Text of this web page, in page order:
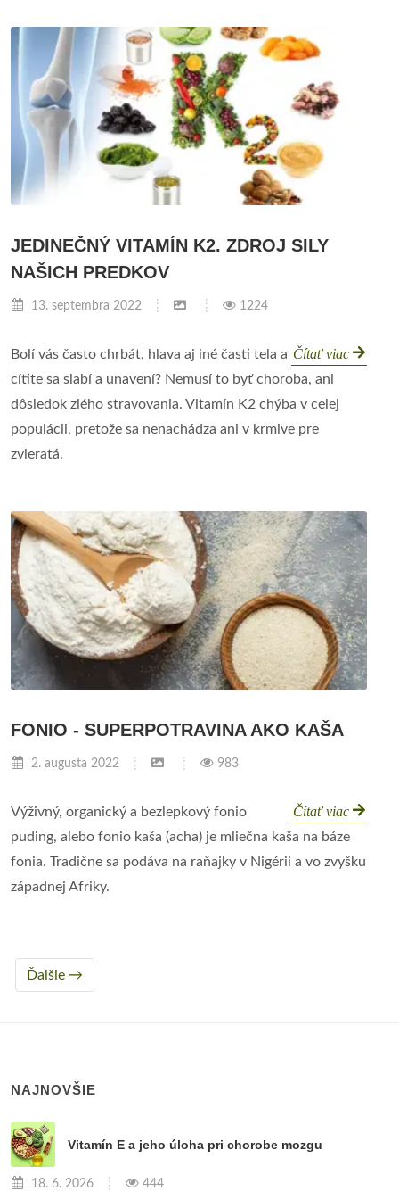
JEDINEČNÝ VITAMÍN K2. ZDROJ SILY
NAŠICH PREDKOV
13. septembra 2022 1224
Čítať viac
Bolí vás často chrbát, hlava aj iné časti tela a
cítite sa slabí a unavení? Nemusí to byť choroba, ani
dôsledok zlého stravovania. Vitamín K2 chýba v celej
populácii, pretože sa nenachádza ani v krmive pre
zvieratá.
FONIO - SUPERPOTRAVINA AKO KAŠA
2. augusta 2022 983
Čítať viac
Výživný, organický a bezlepkový fonio
puding, alebo fonio kaša (acha) je mliečna kaša na báze
fonia. Tradične sa podáva na raňajky v Nigérii a vo zvyšku
západnej Afriky.
Ďalšie →
NAJNOVŠIE
Vitamín E a jeho úloha pri chorobe mozgu
18. 6. 2026 444